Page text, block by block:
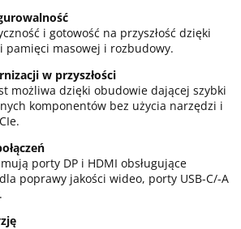
i gotowość na przyszłość dzięki
pamięci masowej i rozbudowy.
w przyszłości
możliwa dzięki obudowie dającej szybki
komponentów bez użycia narzędzi i
porty DP i HDMI obsługujące
poprawy jakości wideo, porty USB-C/-A